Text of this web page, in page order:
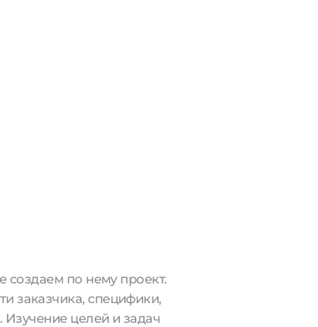
создаем по нему проект.
заказчика, специфики,
Изучение целей и задач